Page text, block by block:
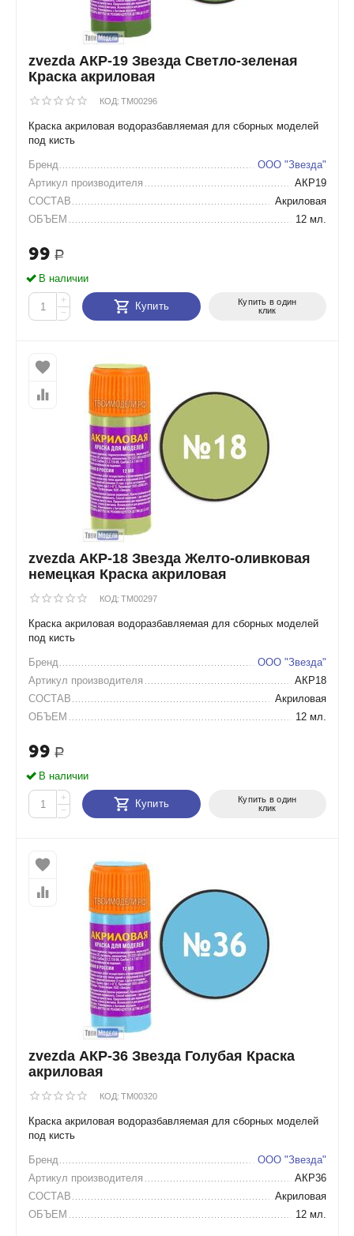
zvezda АКР-19 Звезда Светло-зеленая
Краска акриловая
КОД: TM00296
Краска акриловая водоразбавляемая для сборных моделей
под кисть
Бренд
ООО "Звезда"
Артикул производителя
АКР19
СОСТАВ
Акриловая
ОБЪЕМ
12 мл.
99 Р
В наличии
+
−
Купить
Купить в один
клик
zvezda АКР-18 Звезда Желто-оливковая
немецкая Краска акриловая
КОД: TM00297
Краска акриловая водоразбавляемая для сборных моделей
под кисть
Бренд
ООО "Звезда"
Артикул производителя
АКР18
СОСТАВ
Акриловая
ОБЪЕМ
12 мл.
99 Р
В наличии
+
−
Купить
Купить в один
клик
zvezda АКР-36 Звезда Голубая Краска
акриловая
КОД: TM00320
Краска акриловая водоразбавляемая для сборных моделей
под кисть
Бренд
ООО "Звезда"
Артикул производителя
АКР36
СОСТАВ
Акриловая
ОБЪЕМ
12 мл.